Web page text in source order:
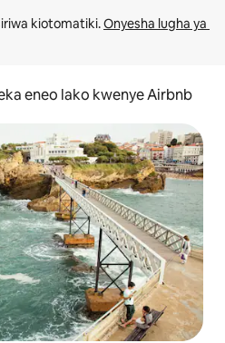
kiotomatiki. Onyesha lugha ya
eneo lako kwenye Airbnb